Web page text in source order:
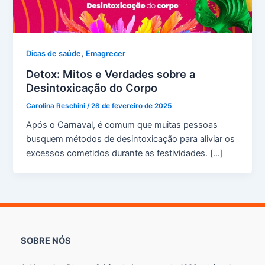
Dicas de saúde, Emagrecer
Detox: Mitos e Verdades sobre a
Desintoxicação do Corpo
Carolina Reschini /28 de fevereiro de 2025
Após o Carnaval, é comum que muitas pessoas
busquem métodos de desintoxicação para aliviar os
excessos cometidos durante as festividades. […]
SOBRE NÓS